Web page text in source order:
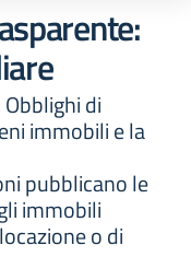
di
immobili e la
pubblicano le
immobili
o di